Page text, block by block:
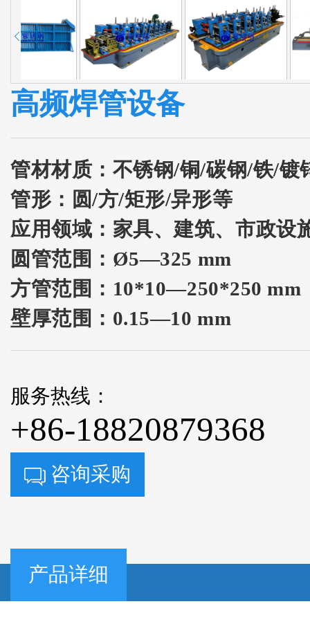
高频焊管设备
管材材质： 不锈钢/铜/碳钢/铁/镀
管形： 圆/方/矩形/异形等
应用领域：家具、建筑、市政设
圆管范围：Ø5—325 mm
方管范围：10*10—250*250 mm
壁厚范围：0.15—10 mm
服务热线：
+86-18820879368
咨询采购
产品详细